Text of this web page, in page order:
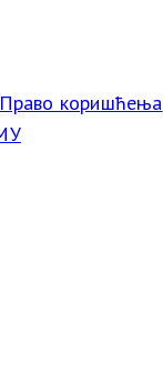
Право коришћења